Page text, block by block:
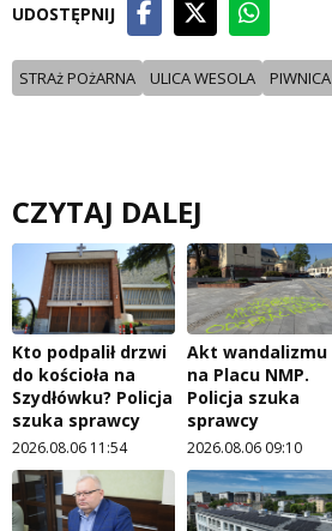
UDOSTĘPNIJ
STRAż POżARNA ULICA WESOLA PIWNICA
CZYTAJ DALEJ
Kto podpalił drzwi
do kościoła na
Szydłówku? Policja
szuka sprawcy
2026.08.06 11:54
Akt wandalizmu
na Placu NMP.
Policja szuka
sprawcy
2026.08.06 09:10